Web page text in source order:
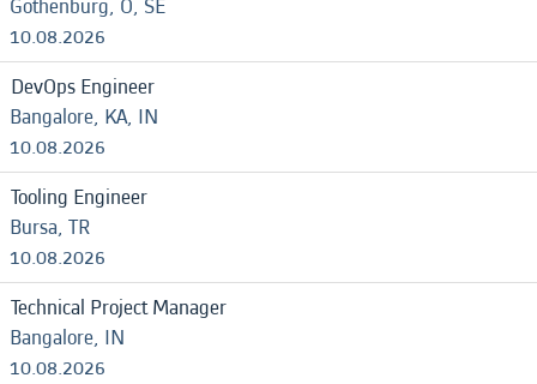
Gothenburg, O, SE
10.08.2026
DevOps Engineer
Bangalore, KA, IN
10.08.2026
Tooling Engineer
Bursa, TR
10.08.2026
Technical Project Manager
Bangalore, IN
10.08.2026